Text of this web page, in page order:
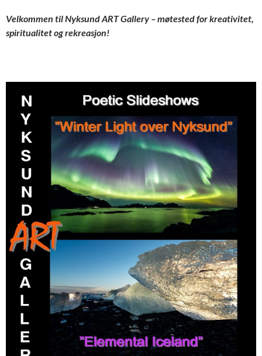
Velkommen til Nyksund ART Gallery – møtested for kreativitet,
spiritualitet og rekreasjon!